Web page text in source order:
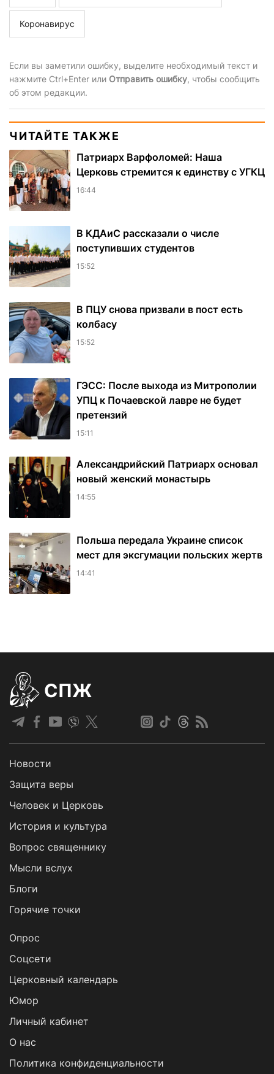
Коронавирус
Если вы заметили ошибку, выделите необходимый текст и
нажмите Ctrl+Enter или Отправить ошибку, чтобы сообщить
об этом редакции.
ЧИТАЙТЕ ТАКЖЕ
Патриарх Варфоломей: Наша
Церковь стремится к единству с УГКЦ
16:44
В КДАиС рассказали о числе
поступивших студентов
15:52
В ПЦУ снова призвали в пост есть
колбасу
15:52
ГЭСС: После выхода из Митрополии
УПЦ к Почаевской лавре не будет
претензий
15:11
Александрийский Патриарх основал
новый женский монастырь
14:55
Польша передала Украине список
мест для эксгумации польских жертв
14:41
СПЖ
Новости
Защита веры
Человек и Церковь
История и культура
Вопрос священнику
Мысли вслух
Блоги
Горячие точки
Опрос
Cоцсети
Церковный календарь
Юмор
Личный кабинет
О нас
Политика конфиденциальности